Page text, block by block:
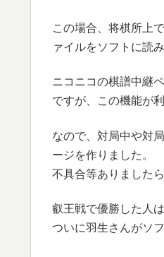
この場合、将棋所上
ァイルをソフトに読
ニコニコの棋譜中継
ですが、この機能が
なので、対局中や対
ージを作りました。
不具合等ありました
叡王戦で優勝した人
ついに羽生さんがソ